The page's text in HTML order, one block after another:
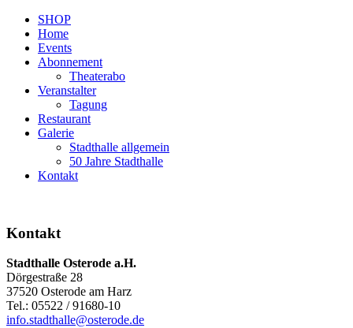
SHOP
Home
Events
Abonnement
Theaterabo
Veranstalter
Tagung
Restaurant
Galerie
Stadthalle allgemein
50 Jahre Stadthalle
Kontakt
Kontakt
Stadthalle Osterode a.H.
Dörgestraße 28
37520 Osterode am Harz
Tel.: 05522 / 91680-10
info.stadthalle@osterode.de